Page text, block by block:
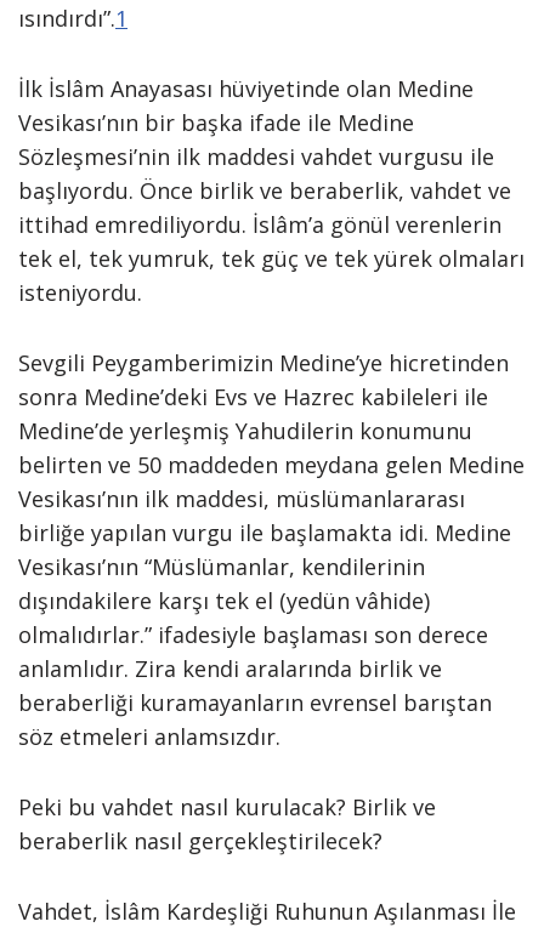
ısındırdı”.1
İlk İslâm Anayasası hüviyetinde olan Medine
Vesikası’nın bir başka ifade ile Medine
Sözleşmesi’nin ilk maddesi vahdet vurgusu ile
başlıyordu. Önce birlik ve beraberlik, vahdet ve
ittihad emrediliyordu. İslâm’a gönül verenlerin
tek el, tek yumruk, tek güç ve tek yürek olmaları
isteniyordu.
Sevgili Peygamberimizin Medine’ye hicretinden
sonra Medine’deki Evs ve Hazrec kabileleri ile
Medine’de yerleşmiş Yahudilerin konumunu
belirten ve 50 maddeden meydana gelen Medine
Vesikası’nın ilk maddesi, müslümanlararası
birliğe yapılan vurgu ile başlamakta idi. Medine
Vesikası’nın “Müslümanlar, kendilerinin
dışındakilere karşı tek el (yedün vâhide)
olmalıdırlar.” ifadesiyle başlaması son derece
anlamlıdır. Zira kendi aralarında birlik ve
beraberliği kuramayanların evrensel barıştan
söz etmeleri anlamsızdır.
Peki bu vahdet nasıl kurulacak? Birlik ve
beraberlik nasıl gerçekleştirilecek?
Vahdet, İslâm Kardeşliği Ruhunun Aşılanması İle